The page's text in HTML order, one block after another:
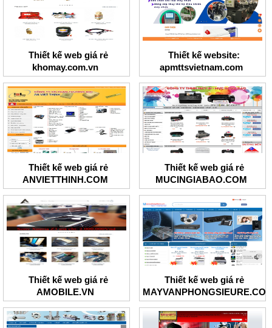
Thiết kế web giá rẻ
khomay.com.vn
Thiết kế website:
apmttsvietnam.com
Thiết kế web giá rẻ
ANVIETTHINH.COM
Thiết kế web giá rẻ
MUCINGIABAO.COM
Thiết kế web giá rẻ
AMOBILE.VN
Thiết kế web giá rẻ